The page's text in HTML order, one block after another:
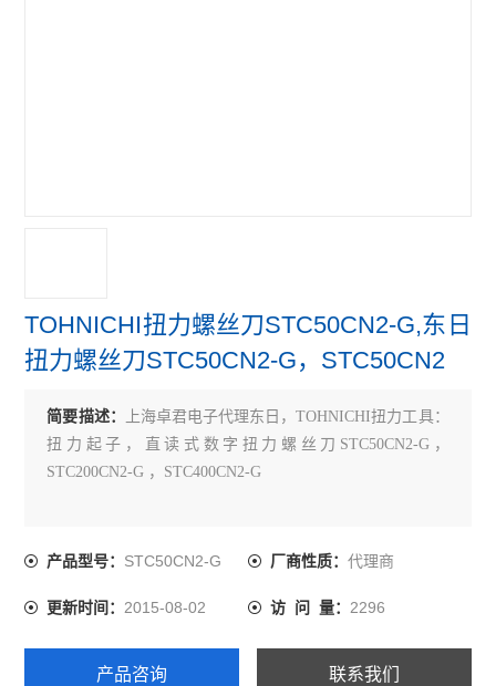
TOHNICHI扭力螺丝刀STC50CN2-G,东日
扭力螺丝刀STC50CN2-G，STC50CN2
简要描述：
上海卓君电子代理东日，TOHNICHI扭力工具：
扭力起子，直读式数字扭力螺丝刀STC50CN2-G，
STC200CN2-G ，STC400CN2-G
产品型号： STC50CN2-G 厂商性质： 代理商
更新时间：2015-08-02 访 问 量： 2296
产品咨询 联系我们